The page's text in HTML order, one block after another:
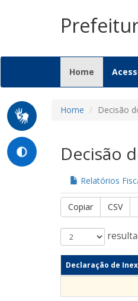
Home (current)
Home Decisão
Decisão
Relatórios
Copiar CSV
Declaração de